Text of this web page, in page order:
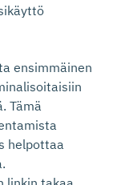
ensimmäinen
Tämä
helpottaa